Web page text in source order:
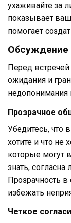
ухаживайте за
показывает
помогает
Обсуждение
Перед
ожидания и
недопонимания
Прозрачное
Убедитесь, что
хотите и что не
которые могут
знать,
Прозрачность
избежать
Четкое